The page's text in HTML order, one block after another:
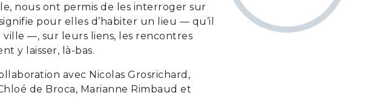
nous ont permis de les interroger sur
pour elles d’habiter un lieu — qu’il
ville —, sur leurs liens, les rencontres
y laisser, là-bas.
avec Nicolas Grosrichard,
de Broca, Marianne Rimbaud et